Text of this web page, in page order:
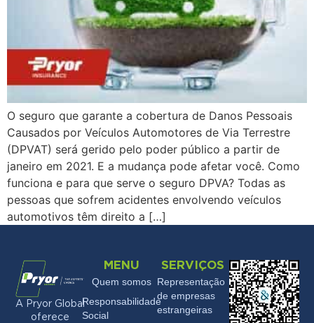
O seguro que garante a cobertura de Danos Pessoais
Causados por Veículos Automotores de Via Terrestre
(DPVAT) será gerido pelo poder público a partir de
janeiro em 2021. E a mudança pode afetar você. Como
funciona e para que serve o seguro DPVA? Todas as
pessoas que sofrem acidentes envolvendo veículos
automotivos têm direito a […]
A Pryor Global
oferece
MENU
Quem somos
Responsabilidade
Social
SERVIÇOS
Representação
de empresas
estrangeiras